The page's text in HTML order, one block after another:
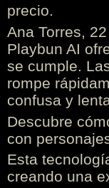
precio.
Ana Torres,
Playbun AI
se cumple.
rompe
confusa y
Descubre
con
Esta
creando una